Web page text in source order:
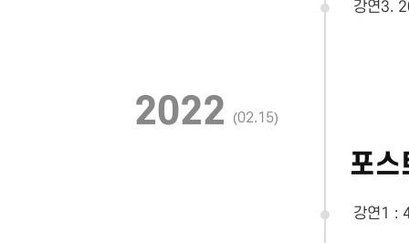
강연3.
2022 (02.15)
포
강연1 :